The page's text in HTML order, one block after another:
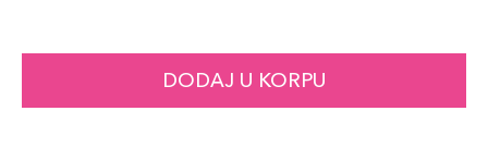
DODAJ U KORPU